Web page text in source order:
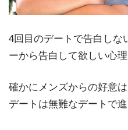
4回目のデートで告白しな
ーから告白して欲しい心理
確かにメンズからの好意
デートは無難なデートで進